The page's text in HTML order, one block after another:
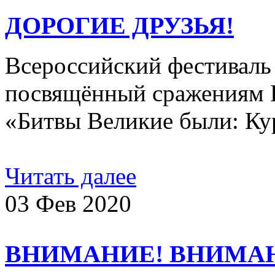
ДОРОГИЕ ДРУЗЬЯ!
Всероссийский
посвящённый сражениям
«Битвы Великие были:
Читать далее
03 Фев 2020
ВНИМАНИЕ!